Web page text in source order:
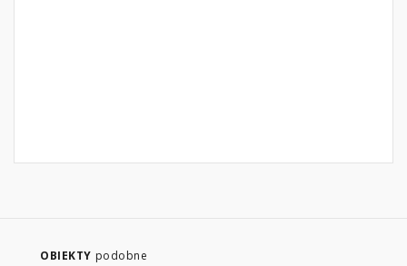
OBIEKTY podobne